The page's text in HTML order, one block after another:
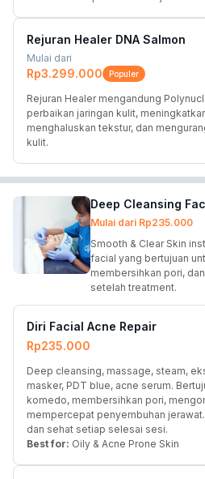
Rejuran Healer DNA Salmon
Mulai dari
Rp3.299.000 Populer
Rejuran Healer mengandung
perbaikan jaringan kulit,
menghaluskan tekstur, dan
kulit.
Deep Cleansing
Mulai dari Rp235.000
Smooth & Clear Skin
facial yang bertujuan
membersihkan pori,
setelah treatment.
Diri Facial Acne Repair
Rp235.000
Deep cleansing, massage, steam,
masker, PDT blue, acne serum.
komedo, membersihkan pori,
mempercepat penyembuhan
dan sehat setiap selesai sesi.
Best for: Oily & Acne Prone Skin